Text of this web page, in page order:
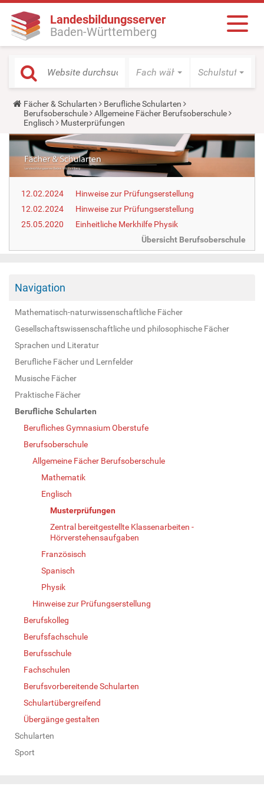
Landesbildungsserver
Baden-Württemberg
Fach wählen Schulstufe
Y
o
u
a
r
h
e
r
:
Fächer & Schularten
Berufliche Schularten
Berufsoberschule
Allgemeine Fächer Berufsoberschule
Englisch
Musterprüfungen
12.02.2024
Hinweise zur Prüfungserstellung
12.02.2024
Hinweise zur Prüfungserstellung
25.05.2020
Einheitliche Merkhilfe Physik
Übersicht Berufsoberschule
Navigation
Mathematisch-naturwissenschaftliche Fächer
Gesellschaftswissenschaftliche und philosophische Fächer
Sprachen und Literatur
Berufliche Fächer und Lernfelder
Musische Fächer
Praktische Fächer
Berufliche Schularten
Berufliches Gymnasium Oberstufe
Berufsoberschule
Allgemeine Fächer Berufsoberschule
Mathematik
Englisch
Musterprüfungen
Zentral bereitgestellte Klassenarbeiten -
Hörverstehensaufgaben
Französisch
Spanisch
Physik
Hinweise zur Prüfungserstellung
Berufskolleg
Berufsfachschule
Berufsschule
Fachschulen
Berufsvorbereitende Schularten
Schulartübergreifend
Übergänge gestalten
Schularten
Sport